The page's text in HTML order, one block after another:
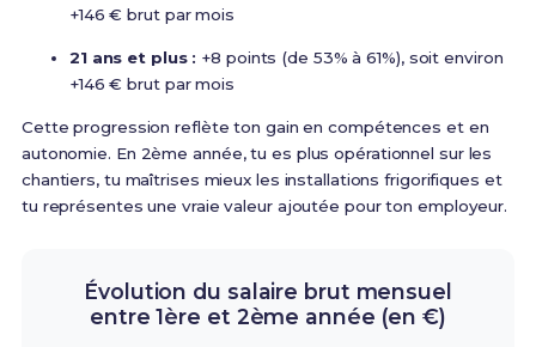
+146 € brut par mois
21 ans et plus : +8 points (de 53% à 61%), soit environ
+146 € brut par mois
Cette progression reflète ton gain en compétences et en
autonomie. En 2ème année, tu es plus opérationnel sur les
chantiers, tu maîtrises mieux les installations frigorifiques et
tu représentes une vraie valeur ajoutée pour ton employeur.
Évolution du salaire brut mensuel
entre 1ère et 2ème année (en €)